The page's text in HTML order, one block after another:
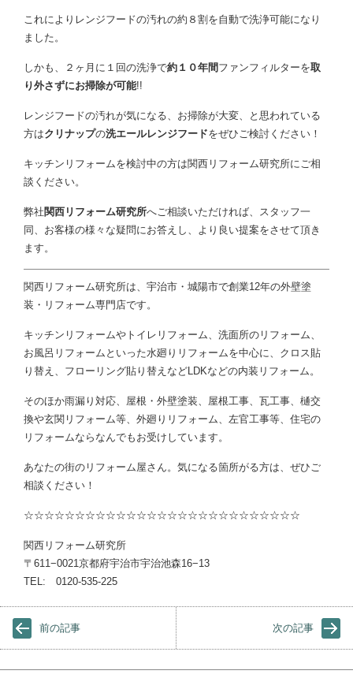
これによりレンジフードの汚れの約８割を自動で洗浄可能になり
ました。
しかも、２ヶ月に１回の洗浄で約１０年間 ファンフィルターを取
り外さずにお掃除が可能!!
レンジフードの汚れが気になる、お掃除が大変、と思われている
方はクリナップの洗エールレンジフードをぜひご検討ください！
キッチンリフォームを検討中の方は関西リフォーム研究所にご相
談ください。
弊社 関西リフォーム研究所へご相談いただければ、スタッフ一
同、お客様の様々な疑問にお答えし、より良い提案をさせて頂き
ます。
関西リフォーム研究所は、宇治市・城陽市で創業12年の外壁塗
装・リフォーム専門店です。
キッチンリフォームやトイレリフォーム、洗面所のリフォーム、
お風呂リフォームといった水廻りリフォームを中心に、クロス貼
り替え、フローリング貼り替えなどLDKなどの内装リフォーム。
そのほか雨漏り対応、屋根・外壁塗装、屋根工事、瓦工事、樋交
換や玄関リフォーム等、外廻りリフォーム、左官工事等、住宅の
リフォームならなんでもお受けしています。
あなたの街のリフォーム屋さん。気になる箇所がる方は、ぜひご
相談ください！
☆☆☆☆☆☆☆☆☆☆☆☆☆☆☆☆☆☆☆☆☆☆☆☆☆☆☆
関西リフォーム研究所
〒611−0021京都府宇治市宇治池森16−13
TEL: 0120-535-225
前の記事 次の記事